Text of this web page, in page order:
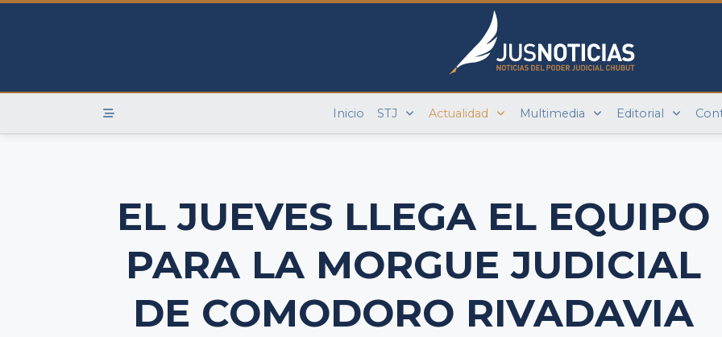
Skip
Inicio STJ Actualidad Multimedia Editorial
EL JUEVES LLEGA EL EQUIPO
PARA LA MORGUE JUDICIAL
DE COMODORO RIVADAVIA